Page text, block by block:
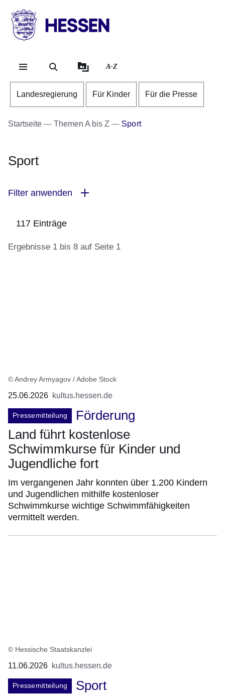
HESSEN
Landesregierung
A-Z
Landesregierung Für Kinder Für die Presse
Startseite Themen A bis Z Sport
Sport
Filter anwenden
117 Einträge
Ergebnisse 1 bis 8 auf Seite 1
© Andrey Armyagov / Adobe Stock
25.06.2026 kultus.hessen.de
Pressemitteilung
Förderung
Land führt kostenlose
Schwimmkurse für Kinder und
Jugendliche fort
Im vergangenen Jahr konnten über 1.200 Kindern
und Jugendlichen mithilfe kostenloser
Schwimmkurse wichtige Schwimmfähigkeiten
vermittelt werden.
© Hessische Staatskanzlei
11.06.2026 kultus.hessen.de
Pressemitteilung
Sport